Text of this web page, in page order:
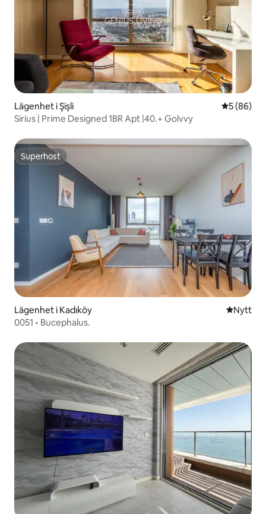
Lägenhet i Şişli 5 av 5 i
5 (86)
Sirius | Prime Designed 1BR Apt |40.+ Golvvy
Superhost
Superhost
Lägenhet i Kadıköy NyttNytt
0051 • Bucephalus.